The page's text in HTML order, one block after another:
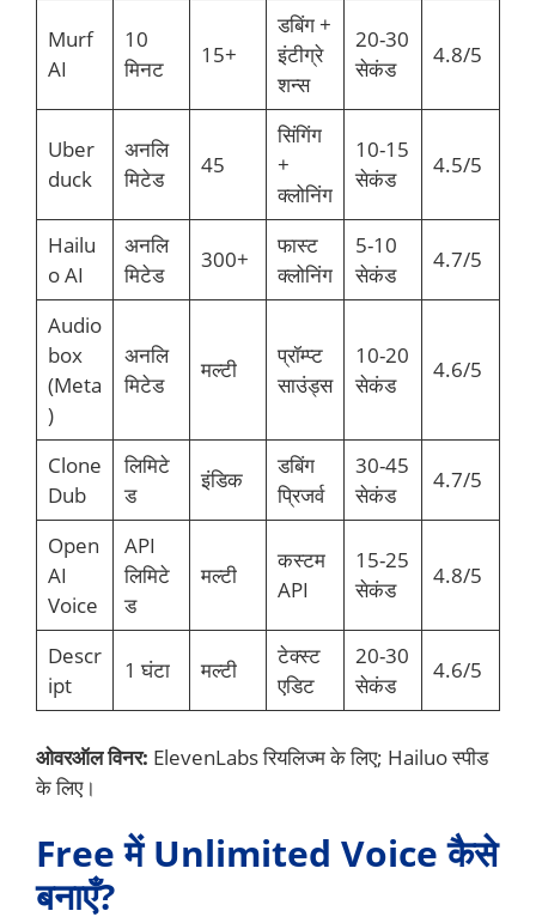
Murf
AI
10
मिनट
15+
डबिंग +
इंटीग्रे
शन्स
20-30
सेकंड
4.8/5
Uber
duck
अनलि
मिटेड
45
सिंगिंग
+
क्लोनिंग
10-15
सेकंड
4.5/5
Hailu
o AI
अनलि
मिटेड
300+
फास्ट
क्लोनिंग
5-10
सेकंड
4.7/5
Audio
box
(Meta
)
अनलि
मिटेड
मल्टी
प्रॉम्प्ट
साउंड्स
10-20
सेकंड
4.6/5
Clone
Dub
लिमिटे
ड
इंडिक
डबिंग
प्रिजर्व
30-45
सेकंड
4.7/5
Open
AI
Voice
API
लिमिटे
ड
मल्टी
कस्टम
API
15-25
सेकंड
4.8/5
Descr
ipt
1 घंटा मल्टी
टेक्स्ट
एडिट
20-30
सेकंड
4.6/5
ओवरऑल विनर: ElevenLabs रियलिज्म के लिए; Hailuo स्पीड
के लिए।
Free में Unlimited Voice कैसे
बनाएँ?